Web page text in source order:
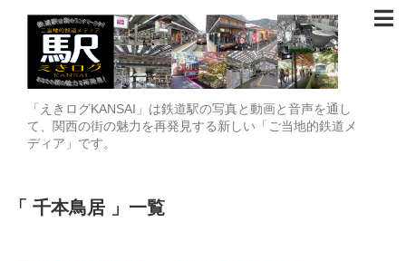
「えきログKANSAI」は鉄道駅の写真と動画と音声を通し
て、関西の街の魅力を再発見する新しい「ご当地的鉄道メ
ディア」です。
千本鳥居 一覧